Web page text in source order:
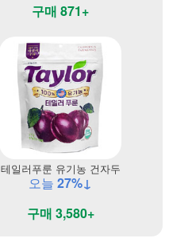
구매 871+
테일러푸룬 유기농 건자두
오늘 27%↓
구매 3,580+